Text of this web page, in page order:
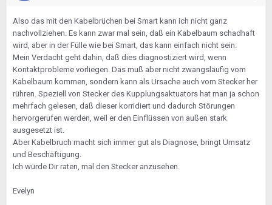
Also das mit den Kabelbrüchen bei Smart kann ich nicht ganz
nachvollziehen. Es kann zwar mal sein, daß ein Kabelbaum schadhaft
wird, aber in der Fülle wie bei Smart, das kann einfach nicht sein.
Mein Verdacht geht dahin, daß dies diagnostiziert wird, wenn
Kontaktprobleme vorliegen. Das muß aber nicht zwangsläufig vom
Kabelbaum kommen, sondern kann als Ursache auch vom Stecker her
rühren. Speziell von Stecker des Kupplungsaktuators hat man ja schon
mehrfach gelesen, daß dieser korridiert und dadurch Störungen
hervorgerufen werden, weil er den Einflüssen von außen stark
ausgesetzt ist.
Aber Kabelbruch macht sich immer gut als Diagnose, bringt Umsatz
und Beschäftigung.
Ich würde Dir raten, mal den Stecker anzusehen.
Evelyn